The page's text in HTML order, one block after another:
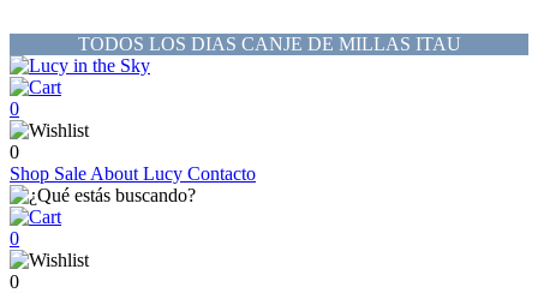
TODOS LOS DIAS CANJE DE MILLAS ITAU
0
0
Shop Sale About Lucy Contacto
0
0